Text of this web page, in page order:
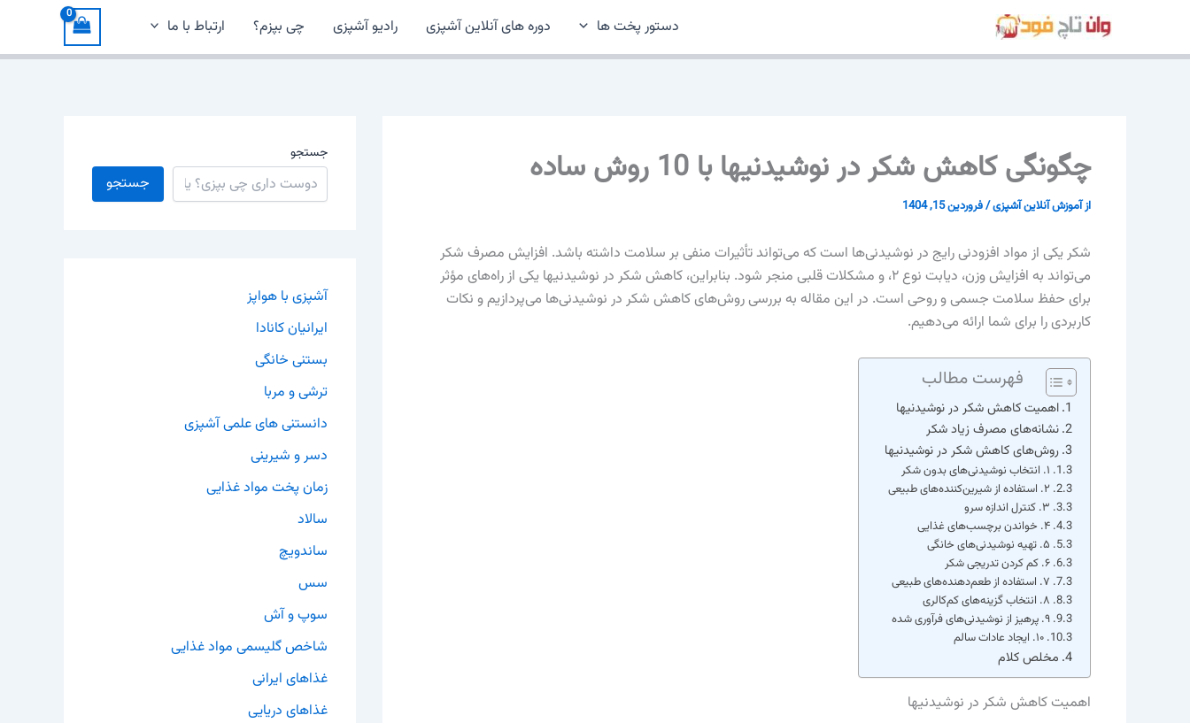
محتوا
دستور پخت ها دوره های آنلاین آشپزی رادیو آشپزی چی بپزم؟ ارتباط با ما
چگونگی کاهش شکر در نوشیدنیها با 10 روش ساده
ازآموزش آنلاین آشپزی/فروردین 15, 1404
شکر یکی از مواد افزودنی رایج در نوشیدنی‌ها است که می‌تواند تأثیرات منفی بر سلامت داشته باشد. افزایش مصرف شکر
می‌تواند به افزایش وزن، دیابت نوع ۲، و مشکلات قلبی منجر شود. بنابراین، کاهش شکر در نوشیدنیها یکی از راه‌های مؤثر
برای حفظ سلامت جسمی و روحی است. در این مقاله به بررسی روش‌های کاهش شکر در نوشیدنی‌ها می‌پردازیم و نکات
کاربردی را برای شما ارائه می‌دهیم.
فهرست مطالب
اهمیت کاهش شکر در نوشیدنیها
نشانه‌های مصرف زیاد شکر
روش‌های کاهش شکر در نوشیدنیها
۱. انتخاب نوشیدنی‌های بدون شکر
۲. استفاده از شیرین‌کننده‌های طبیعی
۳. کنترل اندازه سرو
۴. خواندن برچسب‌های غذایی
۵. تهیه نوشیدنی‌های خانگی
۶. کم کردن تدریجی شکر
۷. استفاده از طعم‌دهنده‌های طبیعی
۸. انتخاب گزینه‌های کم‌کالری
۹. پرهیز از نوشیدنی‌های فرآوری شده
۱۰. ایجاد عادات سالم
مخلص کلام
اهمیت کاهش شکر در نوشیدنیها
جستجو
جستجو
آشپزی با هواپز
ایرانیان کانادا
بستنی خانگی
ترشی و مربا
دانستنی های علمی آشپزی
دسر و شیرینی
زمان پخت مواد غذایی
سالاد
ساندویچ
سس
سوپ و آش
شاخص گلیسمی مواد غذایی
غذاهای ایرانی
غذاهای دریایی